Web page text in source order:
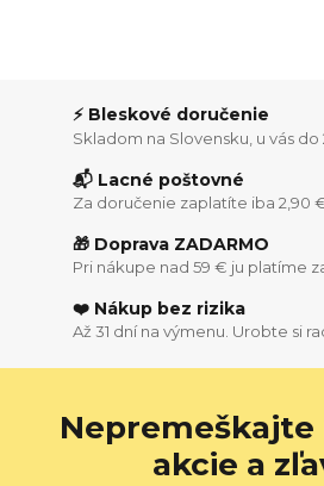
⚡ Bleskové doručenie
Skladom na Slovensku, u vás do
📬 Lacné poštovné
Za doručenie zaplatíte iba 2,90
🎁 Doprava ZADARMO
Pri nákupe nad 59 € ju platíme
❤️ Nákup bez rizika
Až 31 dní na výmenu. Urobte si
Nepremeškajte
akcie a